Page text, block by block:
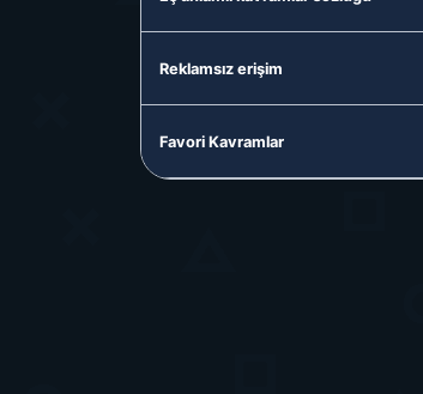
Reklamsız erişim
Favori Kavramlar